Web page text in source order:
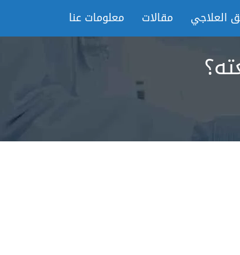
العلاجي مقالات معلومات عنا